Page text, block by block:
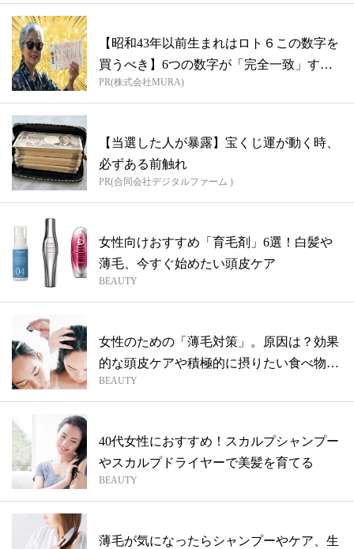
【昭和43年以前生まれはロト６この数字を
買うべき】6つの数字が「完全一致」する
方...
PR(株式会社MURA)
【当選した人が暴露】宝くじ運が動く時、
必ずある前触れ
PR(合同会社デジタルファーム )
女性向けおすすめ「育毛剤」6選！白髪や
薄毛、今すぐ始めたい頭皮ケア
BEAUTY
女性のための「薄毛対策」。原因は？効果
的な頭皮ケアや積極的に摂りたい食べ物を
ご紹...
BEAUTY
40代女性におすすめ！スカルプシャンプー
やスカルプドライヤーで美髪を育てる
BEAUTY
薄毛が気になったらシャンプーやケア、生